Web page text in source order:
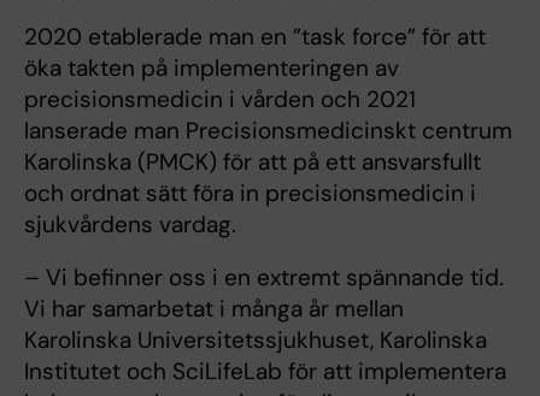
2020 etablerade man en ”task force” för att
öka takten på implementeringen av
precisionsmedicin i vården och 2021
lanserade man Precisionsmedicinskt centrum
Karolinska (PMCK) för att på ett ansvarsfullt
och ordnat sätt föra in precisionsmedicin i
sjukvårdens vardag.
– Vi befinner oss i en extremt spännande tid.
Vi har samarbetat i många år mellan
Karolinska Universitetssjukhuset, Karolinska
Institutet och SciLifeLab för att implementera